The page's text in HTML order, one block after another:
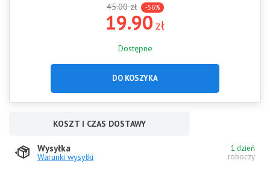
45.00zł -56%
19.90 zł
Dostępne
DO KOSZYKA
KOSZT I CZAS DOSTAWY
Wysyłka
Warunki wysyłki
1 dzień
roboczy